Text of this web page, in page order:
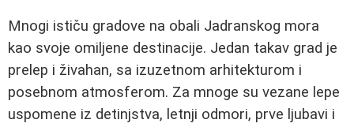
Mnogi ističu gradove na obali Jadranskog mora
kao svoje omiljene destinacije. Jedan takav grad je
prelep i živahan, sa izuzetnom arhitekturom i
posebnom atmosferom. Za mnoge su vezane lepe
uspomene iz detinjstva, letnji odmori, prve ljubavi i